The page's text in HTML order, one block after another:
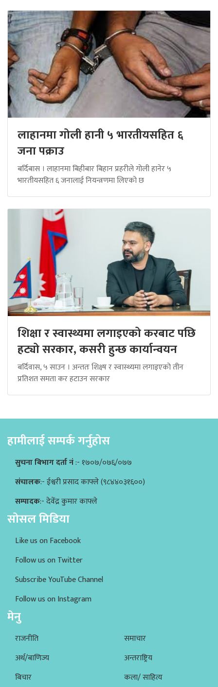
लाहानमा गोली हानी ५ भारतीयसहित ६
जना पक्राउ
बर्दिबास । लाहानमा बिहीबार बिहान प्रहरीले गोली हानेर ५
भारतीयसहित ६ जनालाई नियन्त्रणमा लिएको छ
शिक्षा र स्वास्थ्यमा लगाइएको करबाट पछि
हट्यो सरकार, कसरी हुन्छ कार्यान्वयन
बर्दिवास, ५ साउन । अन्ततः शिक्ष्ष र स्वास्थ्यमा लगाइएको तीन
प्रतिशत समता कर हटाउन सरकार
हामीलाई सम्पर्क गर्नुहोस
सुचना बिभाग दर्ता नं:- १७०७/०७६/०७७
संचालक:- ईश्वरी प्रसाद काफ्ले (९८४४०३१६००)
सम्पादक:- देवेंद्र कुमार काफ्ले
सोसल मिडिया
Like us on Facebook
Follow us on Twitter
Subscribe YouTube Channel
Follow us on Instagram
मेनु
राजनीति
अर्थ/बाणिज्य
बिचार
समाचार
अन्तराष्ट्रिय
कला/ साहित्य